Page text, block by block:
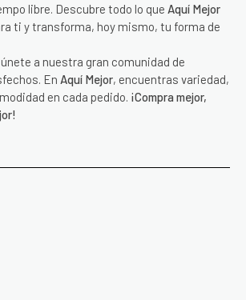
libre. Descubre todo lo que Aquí Mejor
ti y transforma, hoy mismo, tu forma de
a nuestra gran comunidad de
En Aquí Mejor, encuentras variedad,
en cada pedido. ¡Compra mejor,